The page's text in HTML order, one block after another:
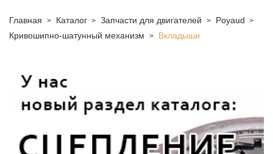
Главная Каталог Запчасти для двигателей
Poyaud
Кривошипно-шатунный механизм
Вкладыши